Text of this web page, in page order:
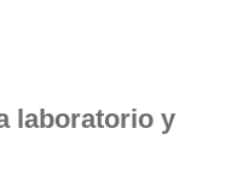
laboratorio y